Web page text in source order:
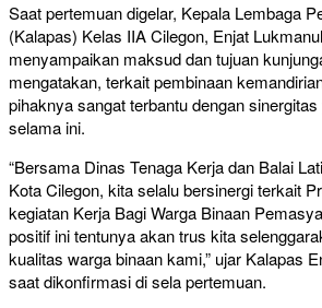
Saat pertemuan digelar, Kepala Lembaga
(Kalapas) Kelas IIA Cilegon, Enjat
menyampaikan maksud dan tujuan
mengatakan, terkait pembinaan
pihaknya sangat terbantu dengan
selama ini.
“Bersama Dinas Tenaga Kerja dan Balai
Kota Cilegon, kita selalu bersinergi terkait
kegiatan Kerja Bagi Warga Binaan
positif ini tentunya akan trus kita
kualitas warga binaan kami,” ujar Kalapas
saat dikonfirmasi di sela pertemuan.